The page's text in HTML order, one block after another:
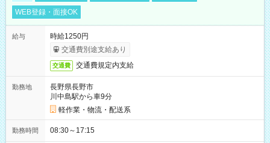
WEB登録・面接OK
給与
時給1250円
交通費別途支給あり
交通費 交通費規定内支給
勤務地
長野県長野市
川中島駅から車9分
軽作業・物流・配送系
勤務時間 08:30～17:15